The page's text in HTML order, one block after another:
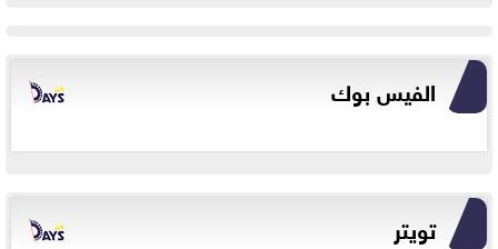
الفيس بوك
تويتر